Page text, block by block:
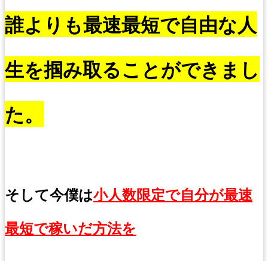
誰よりも最速最短で自由な人
生を掴み取ることができまし
た。
そして今僕は小人数限定で自分が最速
最短で稼いだ方法を